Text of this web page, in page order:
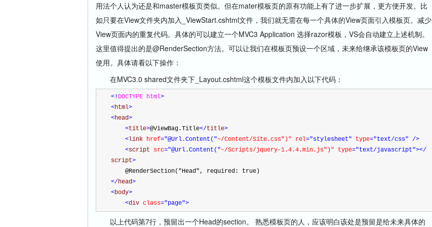
用法个人认为还是和master模板页类似。但在mater模板页的原有功能上有了进一步扩展，更方便开发。比
如只要在View文件夹内加入_ViewStart.cshtml文件，我们就无需在每一个具体的View页面引入模板页。减少
View页面内的重复代码。具体的可以建立一个MVC3 Application 选择razor模板，VS会自动建立上述机制。
这里值得提出的是@RenderSection方法。可以让我们在模板页预设一个区域，未来给继承该模板页的View
使用。具体请看以下操作：
在MVC3.0 shared文件夹下_Layout.cshtml这个模板文件内加入以下代码：
<! DOCTYPE html>
<html>
<head>
<title>@ViewBag.Title</title>
<link href="@Url.Content("~/Content/Site.css")" rel="stylesheet" type="text/css" />
<script src="@Url.Content("~/Scripts/jquery-1.4.4.min.js")" type="text/javascript"></
script>
    @RenderSection("Head", required: true)
</head>
<body>
<div class="page">
以上代码第7行，预留出一个Head的section。 熟悉模板页的人，应该明白该处是预留是给未来具体的